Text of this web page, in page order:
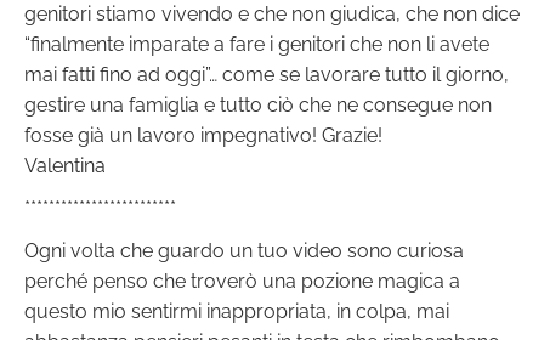
genitori stiamo vivendo e che non giudica, che non dice
“finalmente imparate a fare i genitori che non li avete
mai fatti fino ad oggi”… come se lavorare tutto il giorno,
gestire una famiglia e tutto ciò che ne consegue non
fosse già un lavoro impegnativo! Grazie!
Valentina
*************************
Ogni volta che guardo un tuo video sono curiosa
perché penso che troverò una pozione magica a
questo mio sentirmi inappropriata, in colpa, mai